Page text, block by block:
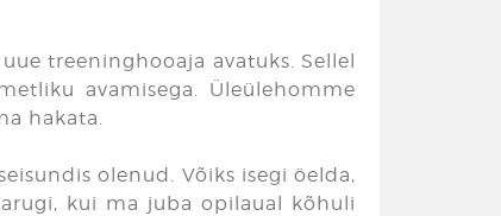
treeninghooaja avatuks. Sellel
avamisega. Üleülehomme
hakata.
olenud. Võiks isegi öelda,
kui ma juba opilaual kõhuli